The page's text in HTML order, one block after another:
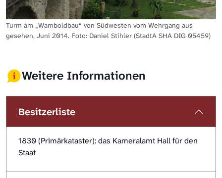
Turm am „Wamboldbau“ von Südwesten vom Wehrgang aus
gesehen, Juni 2014. Foto: Daniel Stihler (StadtA SHA DIG 05459)
Weitere Informationen
Besitzerliste
1830 (Primärkataster): das Kameralamt Hall für den
Staat